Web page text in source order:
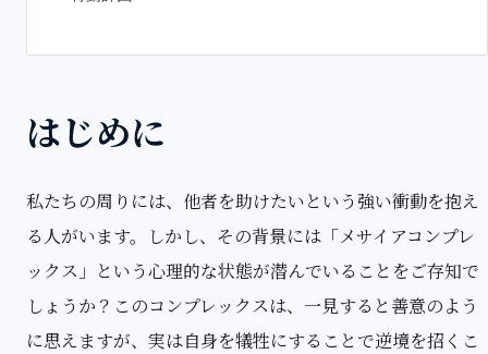
はじめに
私たちの周りには、他者を助けたいという強い衝動を抱え
る人がいます。しかし、その背景には「メサイアコンプレ
ックス」という心理的な状態が潜んでいることをご存知で
しょうか？このコンプレックスは、一見すると善意のよう
に思えますが、実は自身を犠牲にすることで逆境を招くこ